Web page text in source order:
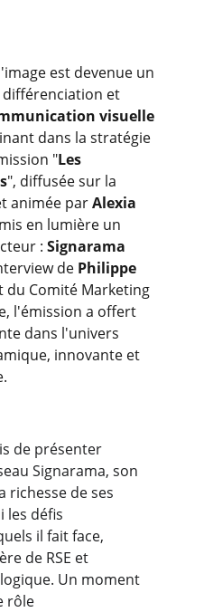
est devenue un
et
visuelle
dans la stratégie
"Les
", diffusée sur la
animée par Alexia
en lumière un
: Signarama
de Philippe
du Comité Marketing
l'émission a offert
dans l'univers
innovante et
de présenter
Signarama, son
richesse de ses
les défis
il fait face,
de RSE et
Un moment
rôle